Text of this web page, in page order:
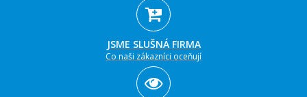
JSME SLUŠNÁ FIRMA
Co naši zákazníci oceňují